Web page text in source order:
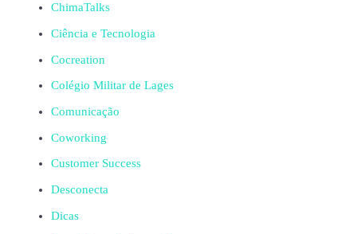
ChimaTalks
Ciência e Tecnologia
Cocreation
Colégio Militar de Lages
Comunicação
Coworking
Customer Success
Desconecta
Dicas